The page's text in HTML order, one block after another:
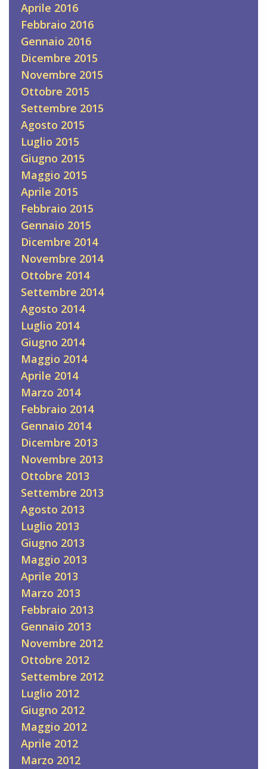
Aprile 2016
Febbraio 2016
Gennaio 2016
Dicembre 2015
Novembre 2015
Ottobre 2015
Settembre 2015
Agosto 2015
Luglio 2015
Giugno 2015
Maggio 2015
Aprile 2015
Febbraio 2015
Gennaio 2015
Dicembre 2014
Novembre 2014
Ottobre 2014
Settembre 2014
Agosto 2014
Luglio 2014
Giugno 2014
Maggio 2014
Aprile 2014
Marzo 2014
Febbraio 2014
Gennaio 2014
Dicembre 2013
Novembre 2013
Ottobre 2013
Settembre 2013
Agosto 2013
Luglio 2013
Giugno 2013
Maggio 2013
Aprile 2013
Marzo 2013
Febbraio 2013
Gennaio 2013
Novembre 2012
Ottobre 2012
Settembre 2012
Luglio 2012
Giugno 2012
Maggio 2012
Aprile 2012
Marzo 2012